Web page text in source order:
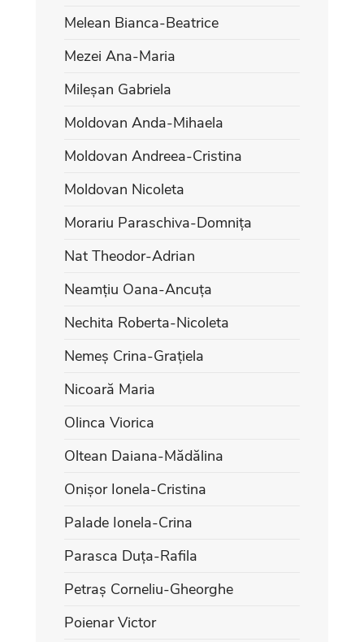
Melean Bianca-Beatrice
Mezei Ana-Maria
Mileșan Gabriela
Moldovan Anda-Mihaela
Moldovan Andreea-Cristina
Moldovan Nicoleta
Morariu Paraschiva-Domnița
Nat Theodor-Adrian
Neamțiu Oana-Ancuța
Nechita Roberta-Nicoleta
Nemeș Crina-Grațiela
Nicoară Maria
Olinca Viorica
Oltean Daiana-Mădălina
Onișor Ionela-Cristina
Palade Ionela-Crina
Parasca Duța-Rafila
Petraș Corneliu-Gheorghe
Poienar Victor